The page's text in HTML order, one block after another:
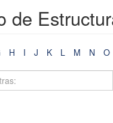
de
H I J K L M N O